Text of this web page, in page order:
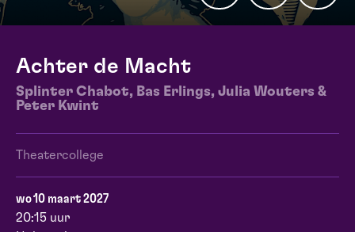
Achter de Macht
Splinter Chabot, Bas Erlings, Julia Wouters &
Peter Kwint
Theatercollege
wo 10 maart 2027
20:15 uur